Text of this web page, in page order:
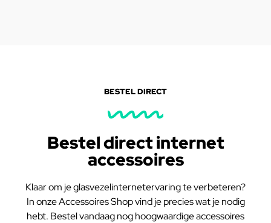
BESTEL DIRECT
Bestel direct internet
accessoires
Klaar om je glasvezelinternetervaring te verbeteren?
In onze Accessoires Shop vind je precies wat je nodig
hebt. Bestel vandaag nog hoogwaardige accessoires